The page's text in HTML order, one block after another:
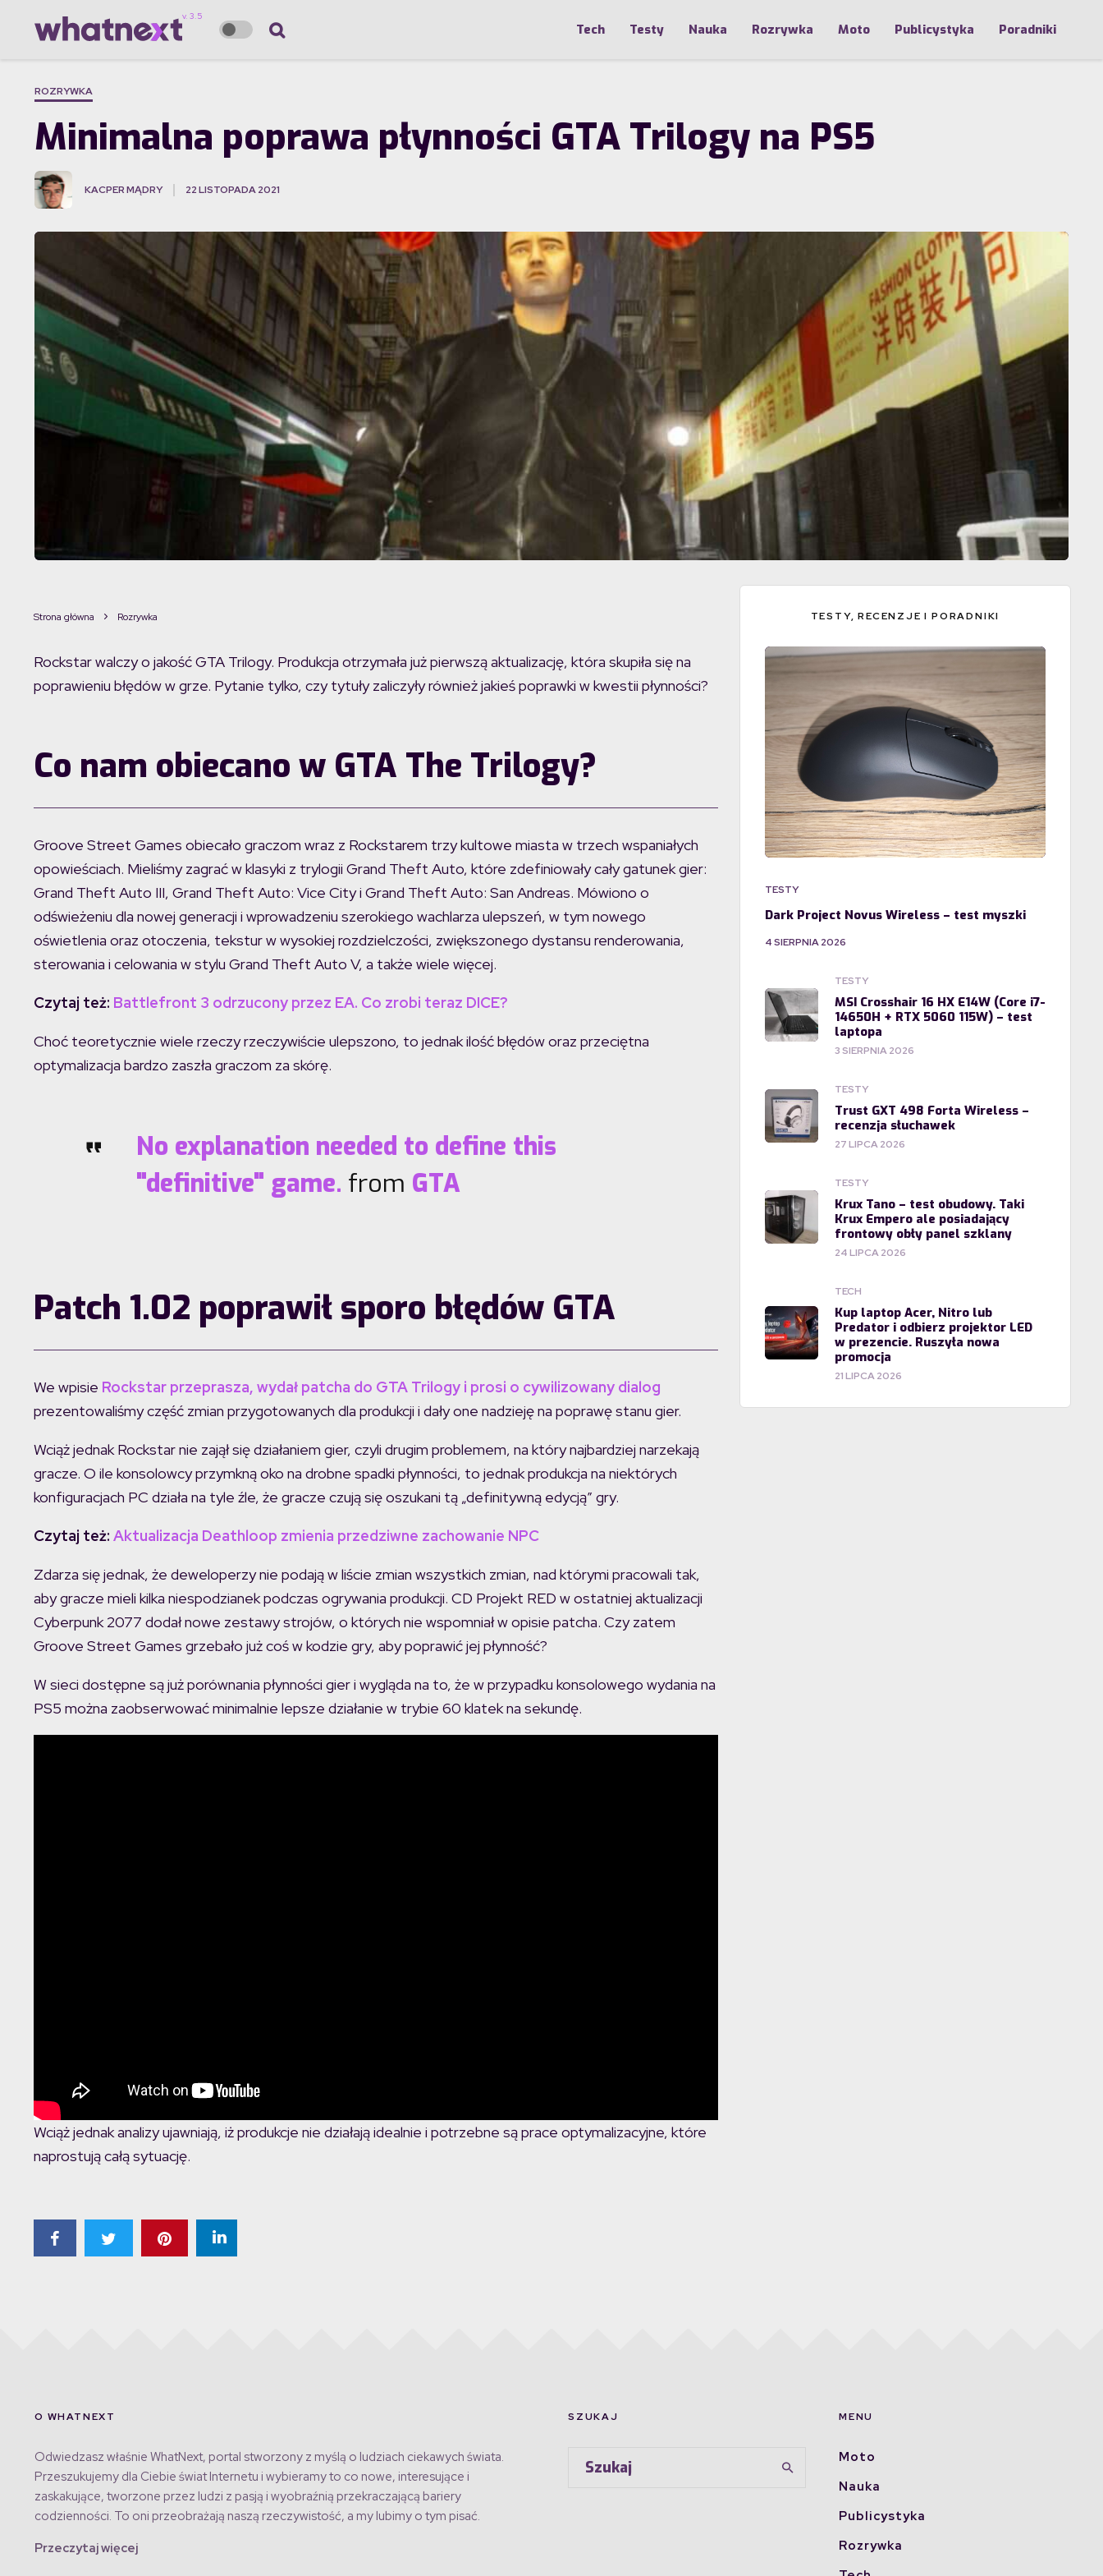
Tech Testy Nauka Rozrywka Moto Publicystyka Poradniki
ROZRYWKA
Minimalna poprawa płynności GTA Trilogy na PS5
KACPER MĄDRY 22 LISTOPADA 2021
Strona główna Rozrywka
Rockstar walczy o jakość GTA Trilogy. Produkcja otrzymała już pierwszą aktualizację, która skupiła się na
poprawieniu błędów w grze. Pytanie tylko, czy tytuły zaliczyły również jakieś poprawki w kwestii płynności?
Co nam obiecano w GTA The Trilogy?
Groove Street Games obiecało graczom wraz z Rockstarem trzy kultowe miasta w trzech wspaniałych
opowieściach. Mieliśmy zagrać w klasyki z trylogii Grand Theft Auto, które zdefiniowały cały gatunek gier:
Grand Theft Auto III, Grand Theft Auto: Vice City i Grand Theft Auto: San Andreas. Mówiono o
odświeżeniu dla nowej generacji i wprowadzeniu szerokiego wachlarza ulepszeń, w tym nowego
oświetlenia oraz otoczenia, tekstur w wysokiej rozdzielczości, zwiększonego dystansu renderowania,
sterowania i celowania w stylu Grand Theft Auto V, a także wiele więcej.
Czytaj też: Battlefront 3 odrzucony przez EA. Co zrobi teraz DICE?
Choć teoretycznie wiele rzeczy rzeczywiście ulepszono, to jednak ilość błędów oraz przeciętna
optymalizacja bardzo zaszła graczom za skórę.
No explanation needed to define this
"definitive" game. from GTA
Patch 1.02 poprawił sporo błędów GTA
We wpisie Rockstar przeprasza, wydał patcha do GTA Trilogy i prosi o cywilizowany dialog
prezentowaliśmy część zmian przygotowanych dla produkcji i dały one nadzieję na poprawę stanu gier.
Wciąż jednak Rockstar nie zajął się działaniem gier, czyli drugim problemem, na który najbardziej narzekają
gracze. O ile konsolowcy przymkną oko na drobne spadki płynności, to jednak produkcja na niektórych
konfiguracjach PC działa na tyle źle, że gracze czują się oszukani tą „definitywną edycją” gry.
Czytaj też: Aktualizacja Deathloop zmienia przedziwne zachowanie NPC
Zdarza się jednak, że deweloperzy nie podają w liście zmian wszystkich zmian, nad którymi pracowali tak,
aby gracze mieli kilka niespodzianek podczas ogrywania produkcji. CD Projekt RED w ostatniej aktualizacji
Cyberpunk 2077 dodał nowe zestawy strojów, o których nie wspomniał w opisie patcha. Czy zatem
Groove Street Games grzebało już coś w kodzie gry, aby poprawić jej płynność?
W sieci dostępne są już porównania płynności gier i wygląda na to, że w przypadku konsolowego wydania na
PS5 można zaobserwować minimalnie lepsze działanie w trybie 60 klatek na sekundę.
Wciąż jednak analizy ujawniają, iż produkcje nie działają idealnie i potrzebne są prace optymalizacyjne, które
naprostują całą sytuację.
TESTY, RECENZJE I PORADNIKI
TESTY
Dark Project Novus Wireless – test myszki
4 SIERPNIA 2026
TESTY
MSI Crosshair 16 HX E14W (Core i7-
14650H + RTX 5060 115W) – test
laptopa
3 SIERPNIA 2026
TESTY
Trust GXT 498 Forta Wireless –
recenzja słuchawek
27 LIPCA 2026
TESTY
Krux Tano – test obudowy. Taki
Krux Empero ale posiadający
frontowy obły panel szklany
24 LIPCA 2026
TECH
Kup laptop Acer, Nitro lub
Predator i odbierz projektor LED
w prezencie. Ruszyła nowa
promocja
21 LIPCA 2026
O WHATNEXT
Odwiedzasz właśnie WhatNext, portal stworzony z myślą o ludziach ciekawych świata.
Przeszukujemy dla Ciebie świat Internetu i wybieramy to co nowe, interesujące i
zaskakujące, tworzone przez ludzi z pasją i wyobraźnią przekraczającą bariery
codzienności. To oni przeobrażają naszą rzeczywistość, a my lubimy o tym pisać.
Przeczytaj więcej
SZUKAJ MENU
Moto
Nauka
Publicystyka
Rozrywka